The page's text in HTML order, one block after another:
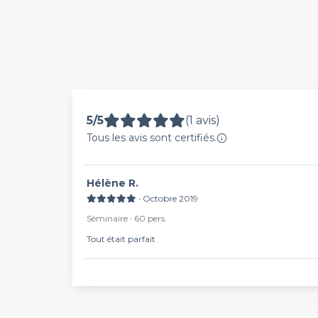
5/5 (1 avis)
Tous les avis sont certifiés.
Hélène R.
∙ Octobre 2019
Séminaire ∙ 60 pers.
Tout était parfait